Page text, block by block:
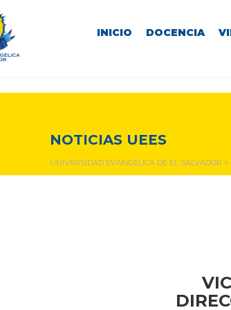
INICIO DOCENCIA
NOTICIAS UEES
UNIVERSIDAD EVANGÉLICA DE EL SALVADOR >